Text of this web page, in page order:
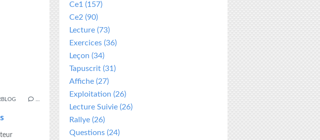
Ce1 (157)
Ce2 (90)
Lecture (73)
Exercices (36)
Leçon (34)
Tapuscrit (31)
Affiche (27)
Exploitation (26)
Lecture Suivie (26)
Rallye (26)
Questions (24)